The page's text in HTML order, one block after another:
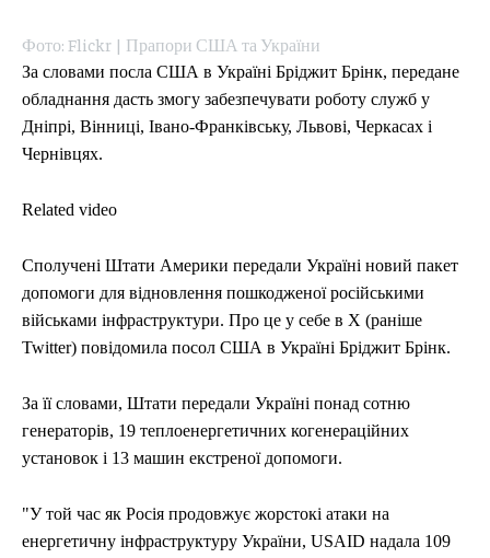
Фото: Flickr | Прапори США та України
За словами посла США в Україні Бріджит Брінк, передане
обладнання дасть змогу забезпечувати роботу служб у
Дніпрі, Вінниці, Івано-Франківську, Львові, Черкасах і
Чернівцях.
Related video
Сполучені Штати Америки передали Україні новий пакет
допомоги для відновлення пошкодженої російськими
військами інфраструктури. Про це у себе в X (раніше
Twitter) повідомила посол США в Україні Бріджит Брінк.
За її словами, Штати передали Україні понад сотню
генераторів, 19 теплоенергетичних когенераційних
установок і 13 машин екстреної допомоги.
"У той час як Росія продовжує жорстокі атаки на
енергетичну інфраструктуру України, USAID надала 109